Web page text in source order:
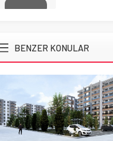
BENZER KONULAR